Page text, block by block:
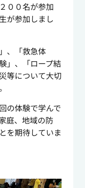
００名が参加
が参加しまし
、「救急体
」、「ロープ結
等について大切
の体験で学んで
庭、地域の防
を期待していま